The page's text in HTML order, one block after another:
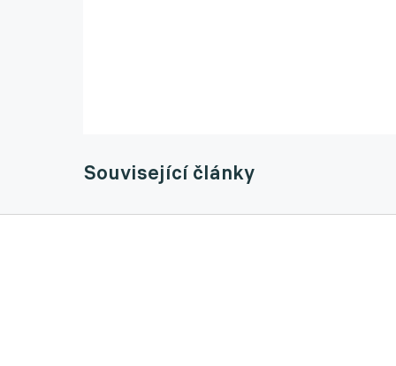
Související články